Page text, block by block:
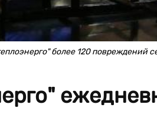
более 120 повреждений